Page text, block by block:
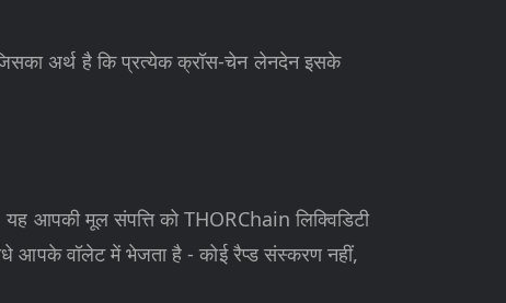
अर्थ है कि प्रत्येक क्रॉस-चेन लेनदेन इसके
आपकी मूल संपत्ति को THORChain लिक्विडिटी
आपके वॉलेट में भेजता है - कोई रैप्ड संस्करण नहीं,